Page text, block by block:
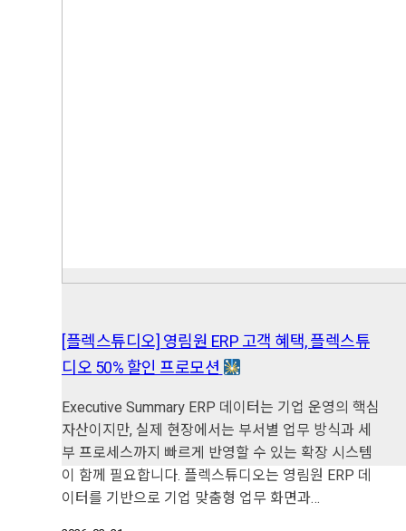
[플렉스튜디오] 영림원 ERP 고객 혜택, 플렉스튜
디오 50% 할인 프로모션
Executive Summary ERP 데이터는 기업 운영의 핵심
자산이지만, 실제 현장에서는 부서별 업무 방식과 세
부 프로세스까지 빠르게 반영할 수 있는 확장 시스템
이 함께 필요합니다. 플렉스튜디오는 영림원 ERP 데
이터를 기반으로 기업 맞춤형 업무 화면과…